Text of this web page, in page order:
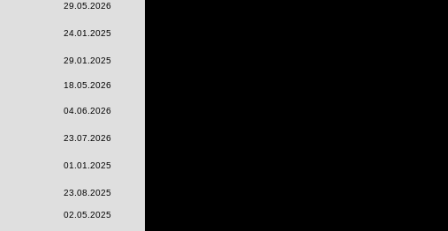
29.05.2026
24.01.2025
29.01.2025
18.05.2026
04.06.2026
23.07.2026
01.01.2025
23.08.2025
02.05.2025